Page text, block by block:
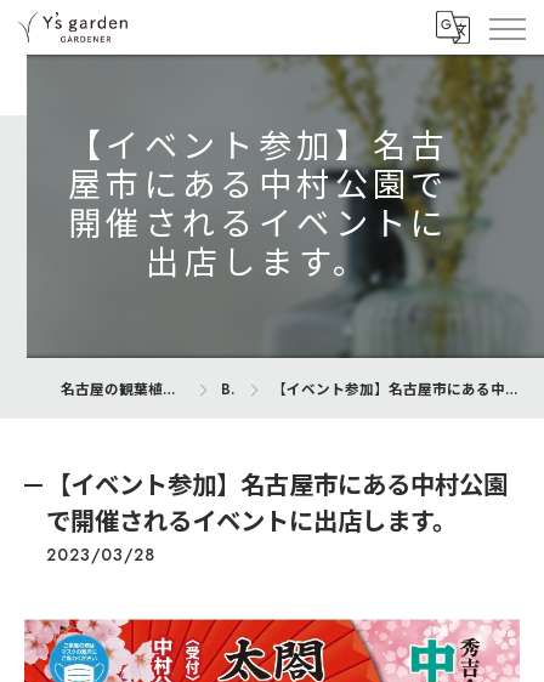
【イベント参加】名古
屋市にある中村公園で
開催されるイベントに
出店します。
名古屋の観葉植物専門店ならY’s garden Blog 【イベント参加】名古屋市にある中村公園で開催されるイベントに出店します。
【イベント参加】名古屋市にある中村公園
で開催されるイベントに出店します。
2023/03/28